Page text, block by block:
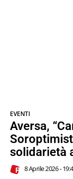
EVENTI
Aversa,
solidarietà
8 Aprile 2026 -